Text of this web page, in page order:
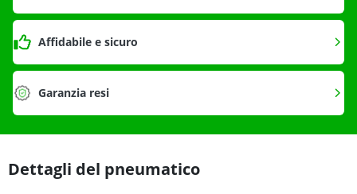
Affidabile e sicuro
Garanzia resi
Dettagli del pneumatico